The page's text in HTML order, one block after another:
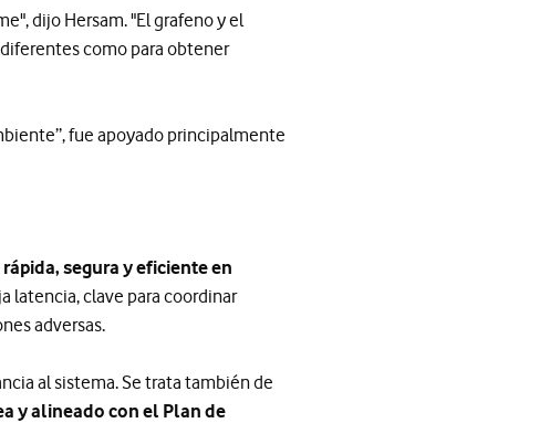
dijo Hersam. "El grafeno y el
como para obtener
fue apoyado principalmente
segura y eficiente en
latencia, clave para coordinar
adversas.
al sistema. Se trata también de
y alineado con el Plan de